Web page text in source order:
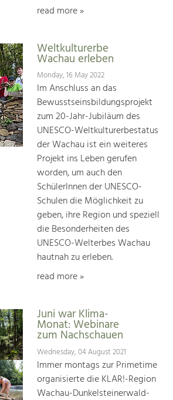
read more »
Weltkulturerbe
Wachau erleben
Monday, 16 May 2022
Im Anschluss an das
Bewusstseinsbildungsprojekt
zum 20-Jahr-Jubiläum des
UNESCO-Weltkulturerbestatus
der Wachau ist ein weiteres
Projekt ins Leben gerufen
worden, um auch den
SchülerInnen der UNESCO-
Schulen die Möglichkeit zu
geben, ihre Region und speziell
die Besonderheiten des
UNESCO-Welterbes Wachau
hautnah zu erleben.
read more »
Juni war Klima-
Monat: Webinare
zum Nachschauen
Wednesday, 04 August 2021
Immer montags zur Primetime
organisierte die KLAR!-Region
Wachau-Dunkelsteinerwald-